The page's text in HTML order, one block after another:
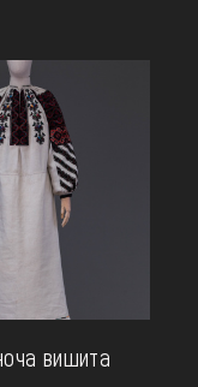
вишита